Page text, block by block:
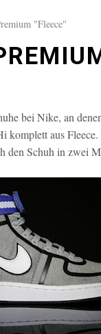
"Fleece"
bei Nike, an
aus
den Schuh in zwei